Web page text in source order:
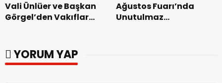
Vali Ünlüer ve Başkan
Görgel’den Vakıflar
Ağustos Fuarı’nda
Unutulmaz
YORUM YAP